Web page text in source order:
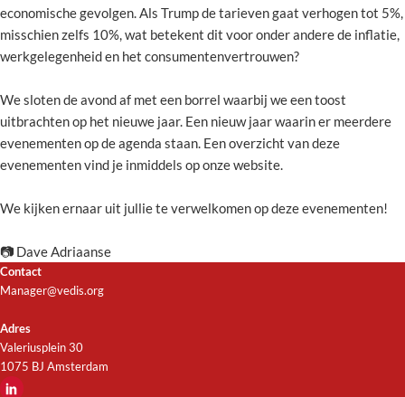
economische gevolgen. Als Trump de tarieven gaat verhogen tot 5%,
misschien zelfs 10%, wat betekent dit voor onder andere de inflatie,
werkgelegenheid en het consumentenvertrouwen?
We sloten de avond af met een borrel waarbij we een toost
uitbrachten op het nieuwe jaar. Een nieuw jaar waarin er meerdere
evenementen op de agenda staan. Een overzicht van deze
evenementen vind je inmiddels op onze website.
We kijken ernaar uit jullie te verwelkomen op deze evenementen!
📷 Dave Adriaanse
Contact
Manager@vedis.org
Adres
Valeriusplein 30
1075 BJ Amsterdam